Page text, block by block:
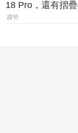
18 Pro，還有摺
測一次看
趨勢